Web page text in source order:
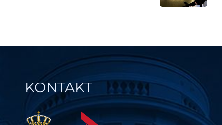
pripremanja i usluživanja
USLUŽIVANJA HRANE, PIĆA I
NAPITAKA
KONTAKT